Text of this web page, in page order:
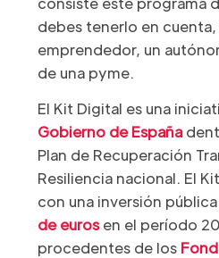
debes tenerlo en cuenta,
emprendedor, un
de una pyme.
El Kit Digital es una
Gobierno de España
Plan de Recuperación
Resiliencia nacional. El
con una inversión
de eurosen el período
procedentes de los